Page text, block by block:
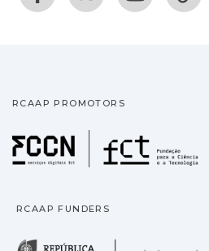
RCAAP PROMOTORS
RCAAP FUNDERS